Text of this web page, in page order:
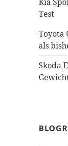
Test
Toyota
als
Skoda